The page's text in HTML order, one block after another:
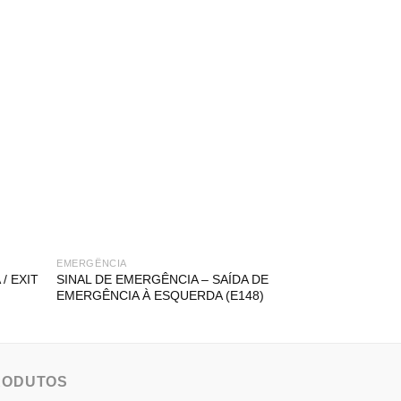
/ EXIT
EMERGÊNCIA
SINAL DE EMERGÊNCIA – SAÍDA DE
EMERGÊNCIA À ESQUERDA (E148)